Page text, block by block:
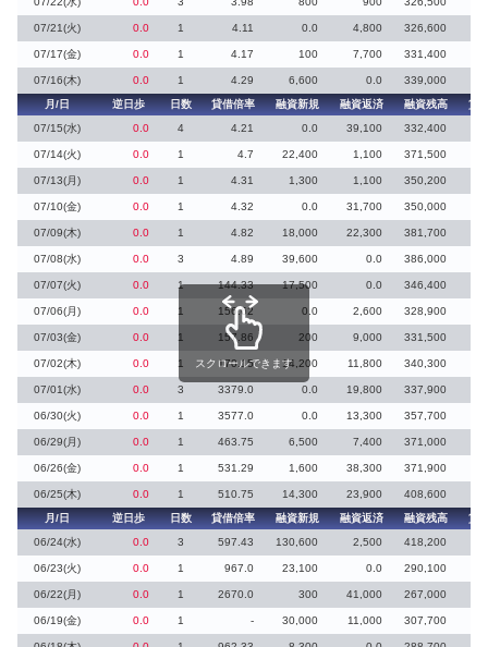
07/21(火) 0.0 1 4.11 0.0 4,800 326,600
07/17(金) 0.0 1 4.17 100 7,700 331,400
07/16(木) 0.0 1 4.29 6,600 0.0
339,000
月/日
逆日歩 日数 貸借倍率 融資新規 融資返済 融資残高
貸
07/15(水)
0.0 4 4.21 0.0 39,100 332,400
07/14(火) 0.0 1 4.7 22,400 1,100 371,500
07/13(月) 0.0 1 4.31 1,300 1,100 350,200
07/10(金) 0.0 1 4.32 0.0 31,700 350,000
07/09(木) 0.0 1 4.82 18,000 22,300 381,700
07/08(水) 0.0 3 4.89 39,600 0.0 386,000
07/07(火) 0.0 1 144.33 17,500 0.0 346,400
07/06(月) 0.0 1 156.62 0.0 2,600 328,900
07/03(金) 0.0 1 157.86 200 9,000 331,500
07/02(木) 0.0 1 170.15 14,200 11,800 340,300
07/01(水) 0.0 3 3379.0 0.0 19,800 337,900
06/30(火) 0.0 1 3577.0 0.0 13,300 357,700
06/29(月) 0.0 1 463.75 6,500 7,400 371,000
06/26(金) 0.0 1 531.29 1,600 38,300 371,900
06/25(木) 0.0 1 510.75 14,300 23,900
408,600
月/日
逆日歩 日数 貸借倍率 融資新規 融資返済 融資残高
貸
06/24(水)
0.0 3 597.43 130,600 2,500 418,200
06/23(火) 0.0 1 967.0 23,100 0.0 290,100
06/22(月) 0.0 1 2670.0 300 41,000 267,000
06/19(金) 0.0 1 - 30,000 11,000 307,700
スクロールできます